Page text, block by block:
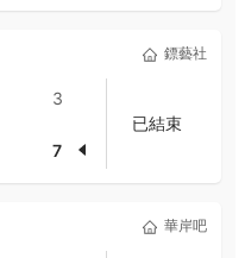
鏢藝社
3
7
已結束
華岸吧